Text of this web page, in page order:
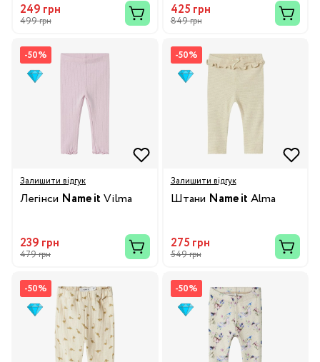
249 грн
499 грн
425 грн
849 грн
-50%
Залишити відгук
Легінси Name it Vilma
239 грн
479 грн
-50%
Залишити відгук
Штани Name it Alma
275 грн
549 грн
-50% -50%